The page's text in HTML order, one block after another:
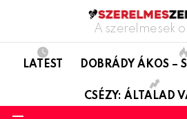
A szerelmesek
LATEST DOBRÁDY ÁKOS –
CSÉZY: ÁLTALAD